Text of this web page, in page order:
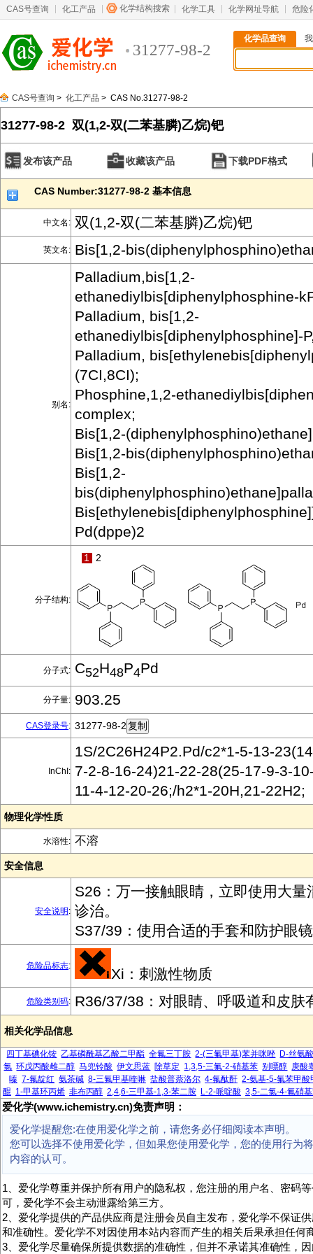
CAS号查询 化工产品 化学结构搜索 化学工具 化学网址导航 危险
31277-98-2
化学品查询
CAS号查询 > 化工产品 > CAS No.31277-98-2
31277-98-2 双(1,2-双(二苯基膦)乙烷)钯
发布该产品 收藏该产品 下载PDF格式
CAS Number:31277-98-2 基本信息
中文名: 双(1,2-双(二苯基膦)乙烷)钯
英文名: Bis[1,2-
别名:
Palladium,bis[1,2-
ethanediylbis[diphenylphosphine-
Palladium, bis[1,2-
ethanediylbis[diphenylphosphine]-
Palladium,
(7CI,8CI);
Phosphine,1,2-
complex;
Bis[1,2-
Bis[1,2-
Bis[1,2-
Pd(dppe)2
分子结构:
1 2
分子式: C52H48P4Pd
分子量: 903.25
CAS登录号: 31277-98-2
InChI:
1S/2C26H24P2.Pd/c2*1-5-13-
7-2-8-16-24)21-22-28(25-17-9-3-
11-4-12-20-26;/h2*1-20H,21-22H2;
物理化学性质
水溶性: 不溶
安全信息
安全说明 :
S26：万一接触眼睛，立即使用大量
诊治。
S37/39：使用合适的手套和防护眼
危险品标志: Xi：刺激性物质
危险类别码: R36/37/38：对眼睛、呼吸道和皮肤
相关化学品信息
四丁基碘化铵 乙基磷酰基乙酸二甲酯 全氟三丁胺 2-(三氟甲基)苯并咪唑 D-丝氨
氯 环戊丙酸雌二醇 马兜铃酸 伊文思蓝 除草定 1,3,5-三氟-2-硝基苯 别嘌醇 庚酸
嗪 7-氟靛红 氨茶碱 8-三氟甲基喹啉 盐酸普萘洛尔 4-氟酞酐 2-氨基-5-氟苯甲酸
醌 1-甲基环丙烯 非布丙醇 2,4,6-三甲基-1,3-苯二胺 L-2-哌啶酸 3,5-二氯-4-氟硝
爱化学(www.ichemistry.cn)免责声明：
爱化学提醒您:在使用爱化学之前，请您务必仔细阅读本声明。
您可以选择不使用爱化学，但如果您使用爱化学，您的使用行为
内容的认可。
1、爱化学尊重并保护所有用户的隐私权，您注册的用户名、密码
可，爱化学不会主动泄露给第三方。
2、爱化学提供的产品供应商是注册会员自主发布，爱化学不保证
和准确性。爱化学不对因使用本站内容而产生的相关后果承担任何
3、爱化学尽量确保所提供数据的准确性，但并不承诺其准确性，